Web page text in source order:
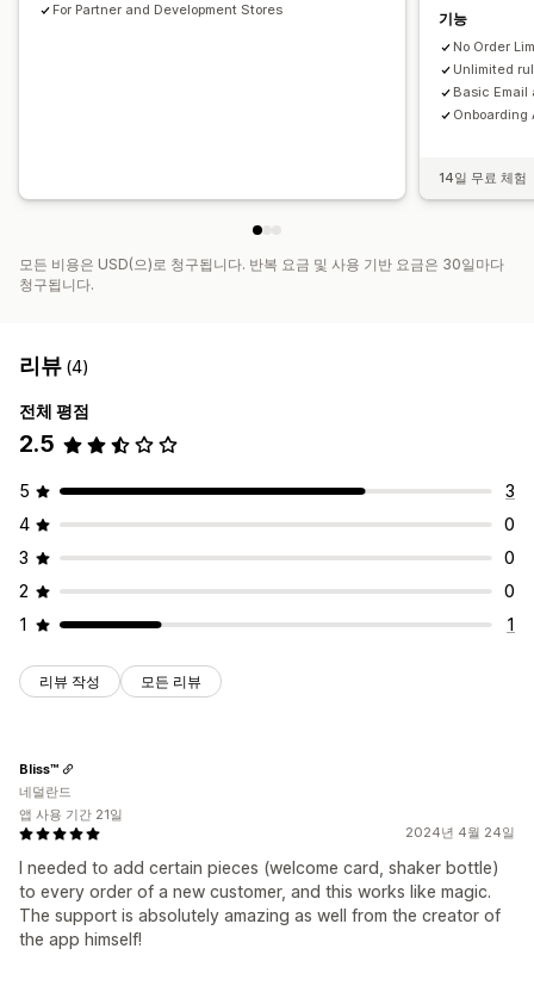
For Partner and Development Stores 기능
No Order
Unlimited
Basic Email
14일 무료 체험
모든 비용은 USD(으)로 청구됩니다. 반복 요금 및 사용 기반 요금은 30일마다
청구됩니다.
리뷰 (4)
전체 평점
2.5
5
3
4
0
3
0
2
0
1
1
리뷰 작성 모든 리뷰
2024년 4월 24일
I needed to add certain pieces (welcome card, shaker bottle)
to every order of a new customer, and this works like magic.
The support is absolutely amazing as well from the creator of
the app himself!
Bliss™
네덜란드
앱 사용 기간 21일